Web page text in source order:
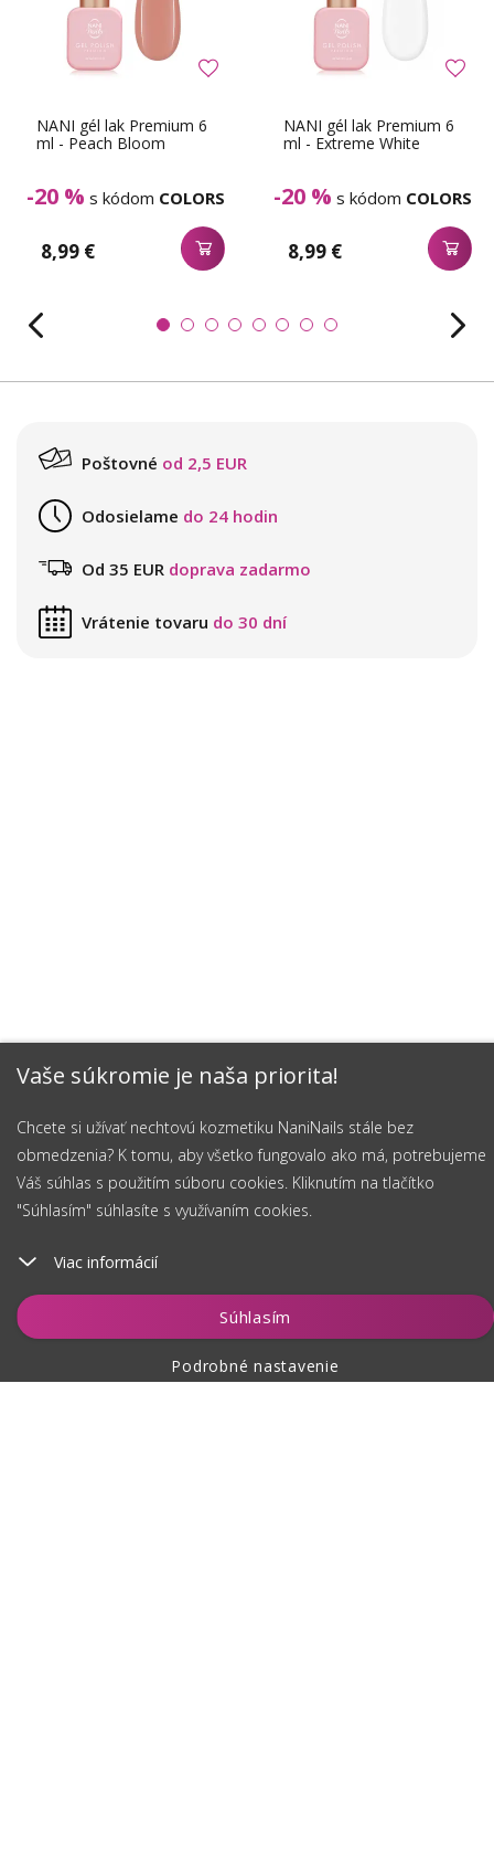
Vaše súkromie je naša priorita!
Chcete si užívať nechtovú kozmetiku NaniNails stále bez
obmedzenia? K tomu, aby všetko fungovalo ako má, potrebujeme
Váš súhlas s použitím súboru cookies. Kliknutím na tlačítko
"Súhlasím" súhlasíte s využívaním cookies.
Viac informácií
Súhlasím
Podrobné nastavenie
Vložiť do košíka
NANI gél lak Premium 6
ml - Peach Bloom
-20 % s kódom COLORS
8,99 €
NANI gél lak Premium 6
ml - Extreme White
-20 % s kódom COLORS
8,99 €
Poštovné od 2,5 EUR
Odosielame do 24 hodin
Od 35 EUR doprava zadarmo
Vrátenie tovaru do 30 dní